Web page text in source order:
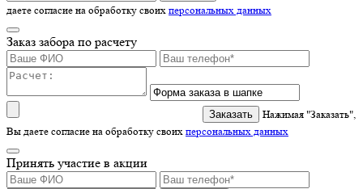
даете согласие на обработку своих персональных данных
Заказ забора по расчету
Нажимая "Заказать",
Вы даете согласие на обработку своих персональных данных
Принять участие в акции